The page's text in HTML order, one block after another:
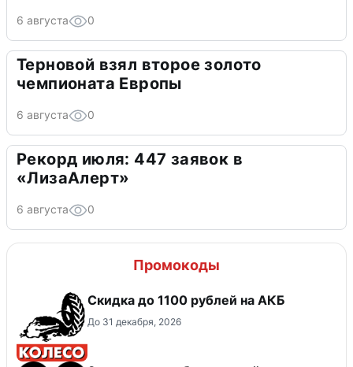
6 августа 0
Терновой взял второе золото
чемпионата Европы
6 августа 0
Рекорд июля: 447 заявок в
«ЛизаАлерт»
6 августа 0
Промокоды
Скидка до 1100 рублей на АКБ
До 31 декабря, 2026